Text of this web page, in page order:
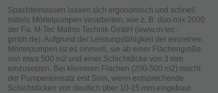
Spachtelmassen lassen sich ergonomisch und schnell
mittels Mörtelpumpen verarbeiten, wie z. B. duo-mix 2000
der Fa. M-Tec Mathis Technik GmbH (www.m-tec-
gmbh.de). Aufgrund der Leistungsfähigkeit der einzelnen
Mörtelpumpen ist es sinnvoll, sie ab einer Flächengröße
von etwa 500 m2 und einer Schichtdicke von 3 mm
einzusetzen. Bei kleineren Flächen (200-500 m2) macht
der Pumpeneinsatz erst Sinn, wenn entsprechende
Schichtdicken von deutlich über 10-15 mm eingebaut